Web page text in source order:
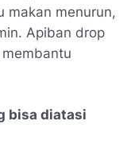
makan menurun,
Apiban drop
bisa diatasi